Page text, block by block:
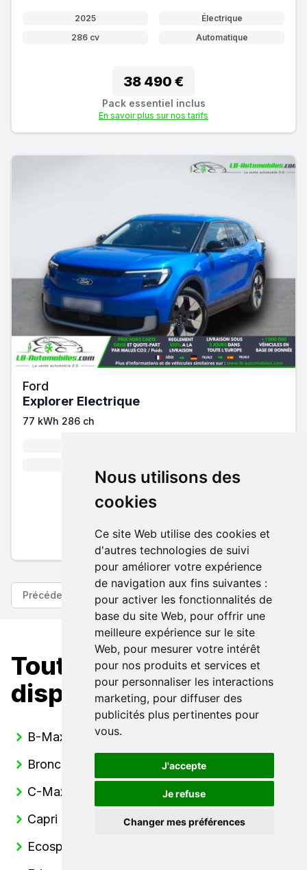
Nous utilisons des
cookies
Ce site Web utilise des cookies et
d'autres technologies de suivi
pour améliorer votre expérience
de navigation aux fins suivantes :
pour activer les fonctionnalités de
base du site Web, pour offrir une
meilleure expérience sur le site
Web, pour mesurer votre intérêt
pour nos produits et services et
pour personnaliser les interactions
marketing, pour diffuser des
publicités plus pertinentes pour
vous.
J'accepte
Je refuse
Changer mes préférences
2025
Électrique
286 cv
Automatique
38 490 €
Pack essentiel inclus
En savoir plus sur nos tarifs
Ford
Explorer Electrique
77 kWh 286 ch
41 840 €
Pack essentiel inclus
Précédent Suivant
Toutes nos Ford
disponibles
B-Max
Bronco
C-Max
Capri
Ecosport